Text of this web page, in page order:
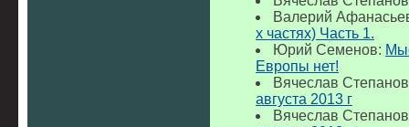
Валерий
х частях) Часть 1.
Юрий Семенов:
Европы нет!
Вячеслав
августа 2013 г
Вячеслав